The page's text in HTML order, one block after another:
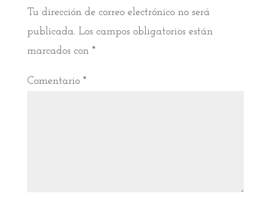
Tu dirección de correo electrónico no será
publicada. Los campos obligatorios están
marcados con *
Comentario *